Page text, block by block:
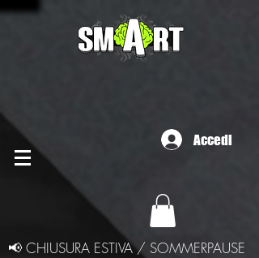
Accedi
📢 CHIUSURA ESTIVA / SOMMERPAUSE